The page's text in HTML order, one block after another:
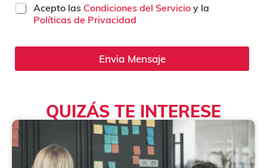
C
a
v
e
r
Acepto las Condiciones del Servicio y la
Políticas de Privacidad
Envia Mensaje
QUIZÁS TE INTERESE